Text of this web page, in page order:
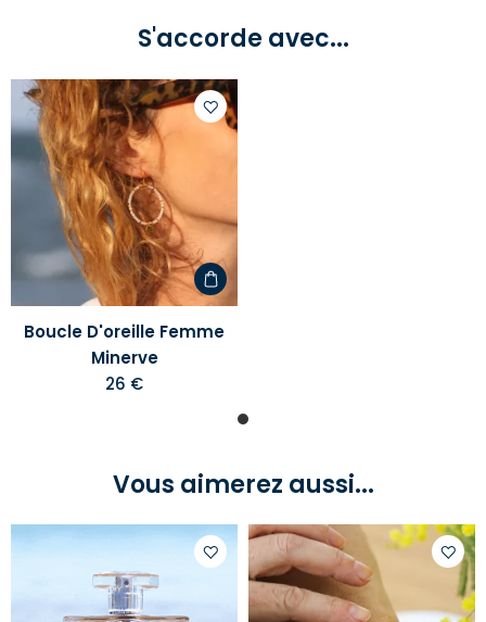
S'accorde avec...
Ajouter
liste
d'envies
Boucle D'oreille Femme
Minerve
26 €
Vous aimerez aussi...
Ajouter
à